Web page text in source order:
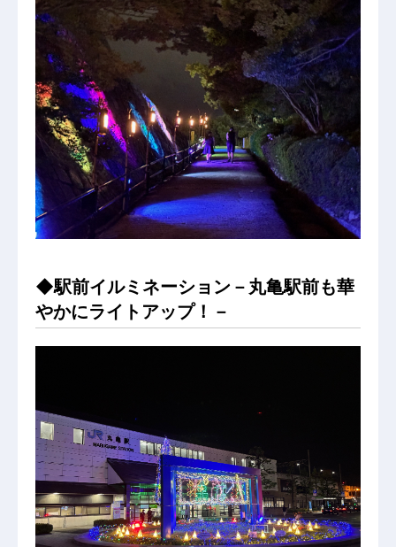
◆駅前イルミネーション－丸亀駅前も華
やかにライトアップ！－